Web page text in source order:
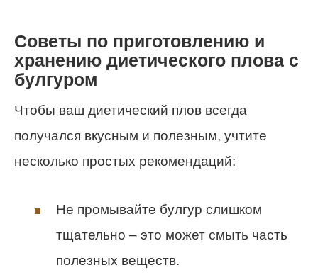
Советы по приготовлению и
хранению диетического плова с
булгуром
Чтобы ваш диетический плов всегда
получался вкусным и полезным, учтите
несколько простых рекомендаций:
Не промывайте булгур слишком
тщательно – это может смыть часть
полезных веществ.